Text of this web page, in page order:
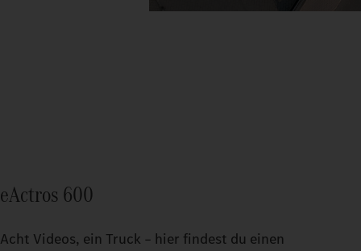
eActros 600
Acht Videos, ein Truck – hier findest du einen